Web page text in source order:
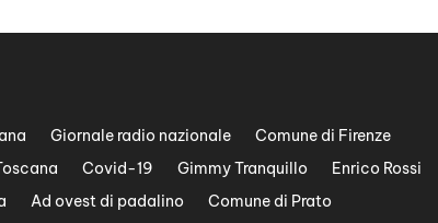
Giornale radio nazionale
Comune di Firenze
Covid-19 Gimmy Tranquillo
Enrico Rossi
Ad ovest di padalino
Comune di Prato